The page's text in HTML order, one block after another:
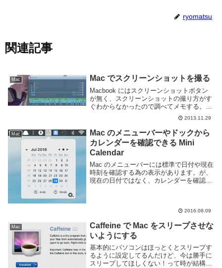
ryomatsu
関連記事
Mac Mac でスクリーンショットを撮る
Macbook にはスクリーンショットボタン
が無く、スクリーンショットの撮り方がす
ぐわからなかったので調べてメモする。ス
クリーンショットを撮るショートカットキ
ーOS X 上でスクリーンショットを撮るシ
ョートカットキーには以下のものがありま
す...
2013.11.29
Mac
Mac のメニューバーやドックから
カレンダーを確認できる Mini
Calendar
Mac のメニューバーには標準で日付や現在
時刻を確認する為の表示があります。が、
現在の日付ではなく、カレンダーを確認し
2016.08.09
Mac
Caffeine で Mac をスリープさせな
いようにする
基本的にパソコンはほっとくとスリープす
るように設定してるんだけど、今は勝手に
スリープしてほしくない！って時が結構あ